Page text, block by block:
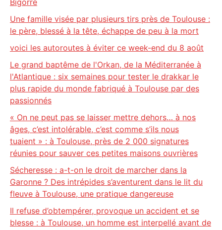
Bigorre
Une famille visée par plusieurs tirs près de Toulouse :
le père, blessé à la tête, échappe de peu à la mort
voici les autoroutes à éviter ce week-end du 8 août
Le grand baptême de l'Orkan, de la Méditerranée à
l'Atlantique : six semaines pour tester le drakkar le
plus rapide du monde fabriqué à Toulouse par des
passionnés
« On ne peut pas se laisser mettre dehors… à nos
âges, c’est intolérable, c’est comme s’ils nous
tuaient » : à Toulouse, près de 2 000 signatures
réunies pour sauver ces petites maisons ouvrières
Sécheresse : a-t-on le droit de marcher dans la
Garonne ? Des intrépides s’aventurent dans le lit du
fleuve à Toulouse, une pratique dangereuse
Il refuse d’obtempérer, provoque un accident et se
blesse : à Toulouse, un homme est interpellé avant de